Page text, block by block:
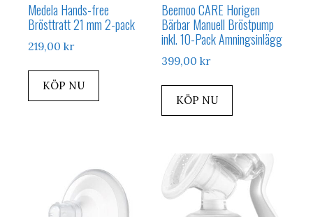
Medela Hands-free
Brösttratt 21 mm 2-pack
219,00 kr
KÖP NU
Beemoo CARE Horigen
Bärbar Manuell Bröstpump
inkl. 10-Pack Amningsinlägg
399,00kr
KÖP NU